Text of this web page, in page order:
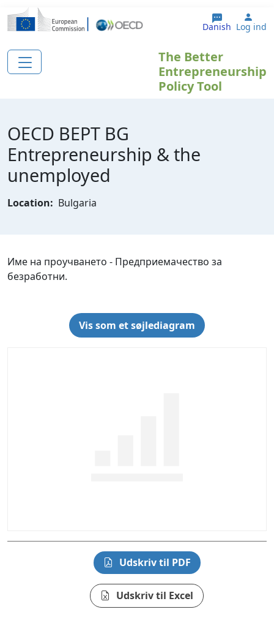
Gå til hovedindhold
Danish Log ind
The Better
Entrepreneurship
Policy Tool
OECD BEPT BG
Еntrepreneurship & the
unemployed
Location: Bulgaria
Име на проучването - Предприемачество за
безработни.
Vis som et søjlediagram
Udskriv til PDF
Udskriv til Excel